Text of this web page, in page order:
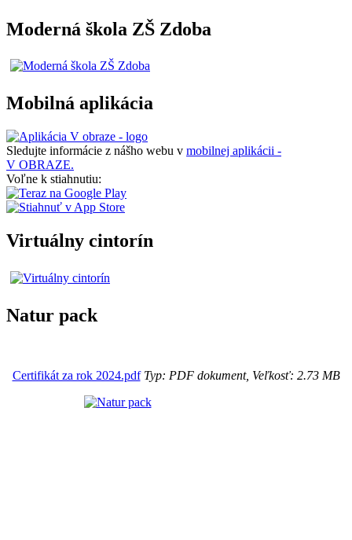
Moderná škola ZŠ Zdoba
Mobilná aplikácia
Sledujte informácie z nášho webu v mobilnej aplikácii -
V OBRAZE.
Voľne k stiahnutiu:
Virtuálny cintorín
Natur pack
Certifikát za rok 2024.pdfTyp: PDF dokument, Veľkosť: 2.73 MB